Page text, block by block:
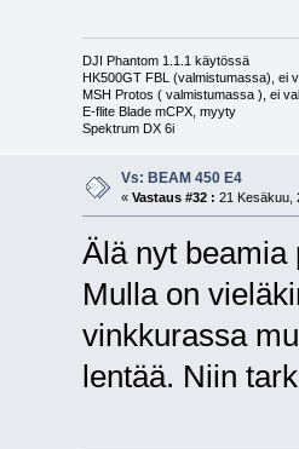
DJI Phantom 1.1.1 käytössä
HK500GT FBL (valmistumassa), ei
MSH Protos ( valmistumassa ), ei
E-flite Blade mCPX, myyty
Spektrum DX 6i
Vs: BEAM 450 E4
« Vastaus #32 : 21 Kesäkuu,
Älä nyt beamia
Mulla on
vinkkurassa
lentää. Niin